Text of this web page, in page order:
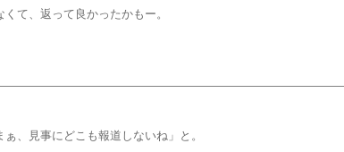
て、返って良かったかもー。
、見事にどこも報道しないね」と。